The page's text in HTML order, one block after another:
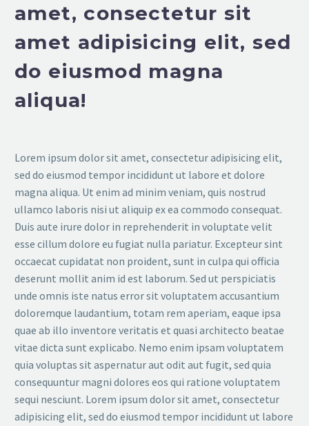
amet, consectetur sit
amet adipisicing elit, sed
do eiusmod magna
aliqua!
Lorem ipsum dolor sit amet, consectetur adipisicing elit,
sed do eiusmod tempor incididunt ut labore et dolore
magna aliqua. Ut enim ad minim veniam, quis nostrud
ullamco laboris nisi ut aliquip ex ea commodo consequat.
Duis aute irure dolor in reprehenderit in voluptate velit
esse cillum dolore eu fugiat nulla pariatur. Excepteur sint
occaecat cupidatat non proident, sunt in culpa qui officia
deserunt mollit anim id est laborum. Sed ut perspiciatis
unde omnis iste natus error sit voluptatem accusantium
doloremque laudantium, totam rem aperiam, eaque ipsa
quae ab illo inventore veritatis et quasi architecto beatae
vitae dicta sunt explicabo. Nemo enim ipsam voluptatem
quia voluptas sit aspernatur aut odit aut fugit, sed quia
consequuntur magni dolores eos qui ratione voluptatem
sequi nesciunt. Lorem ipsum dolor sit amet, consectetur
adipisicing elit, sed do eiusmod tempor incididunt ut labore